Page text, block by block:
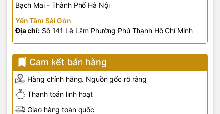
Bạch Mai - Thành Phố Hà Nội
Yến Tâm Sài Gòn
Địa chỉ: Số 141 Lê Lâm Phường Phú Thạnh Hồ Chí Minh
Cam kết bán hàng
Hàng chính hãng. Nguồn gốc rõ ràng
Thanh toán linh hoạt
Giao hàng toàn quốc